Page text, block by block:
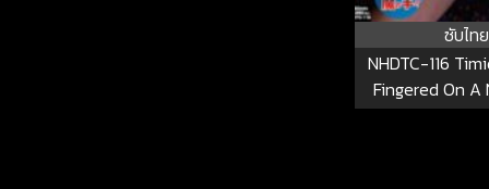
ซับไทย
NHDTC-116
Fingered On A
While Sleeping